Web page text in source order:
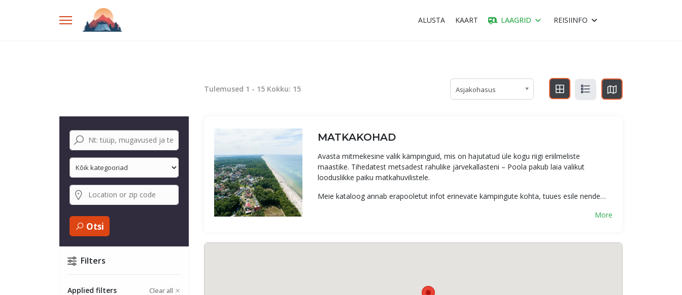
ALUSTA KAART LAAGRID REISIINFO
Tulemused 1 - 15 Kokku: 15 Asjakohasus
Otsi
Filters
Applied filters Clear all
MATKAKOHAD
Avasta mitmekesine valik kämpinguid, mis on hajutatud üle kogu riigi eriilmeliste
maastike. Tihedatest metsadest rahulike järvekallasteni – Poola pakub laia valikut
looduslikke paiku matkahuvilistele.
Meie kataloog annab erapooletut infot erinevate kämpingute kohta, tuues esile nende…
More